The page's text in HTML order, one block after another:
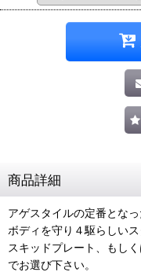
商品詳細
アゲスタイルの定番とな
ボディを守り４駆らしい
スキッドプレート、もし
でお選び下さい。